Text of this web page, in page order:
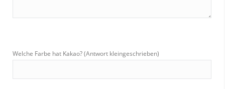
Welche Farbe hat Kakao? (Antwort kleingeschrieben)